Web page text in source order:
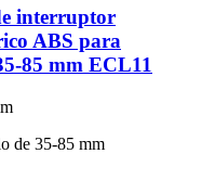
interruptor
ABS para
85 mm ECL11
de 35-85 mm